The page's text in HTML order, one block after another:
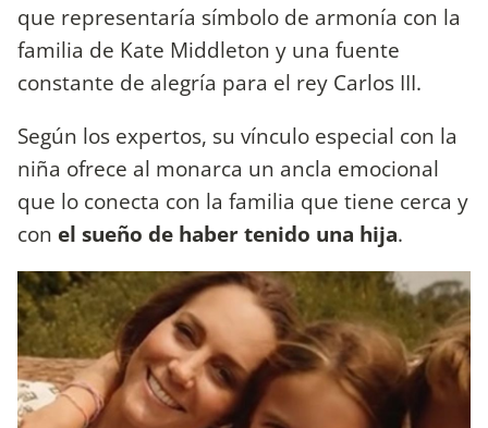
que representaría símbolo de armonía con la
familia de Kate Middleton y una fuente
constante de alegría para el rey Carlos III.
Según los expertos, su vínculo especial con la
niña ofrece al monarca un ancla emocional
que lo conecta con la familia que tiene cerca y
con el sueño de haber tenido una hija.